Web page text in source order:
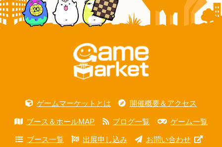
ゲームマーケットとは 開催概要＆アクセス
ブース＆ホールMAP ブログ一覧 ゲーム一覧
ブース一覧 出展申し込み お問い合わせ